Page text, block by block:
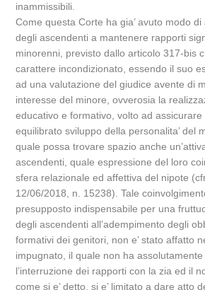
inammissibili.
Come questa Corte ha gia’ avuto modo
degli ascendenti a mantenere rapporti
minorenni, previsto dallo articolo 317-bis
carattere incondizionato, essendo il suo
ad una valutazione del giudice avente di
interesse del minore, ovverosia la
educativo e formativo, volto ad assicurare
equilibrato sviluppo della personalita’ del
quale possa trovare spazio anche
ascendenti, quale espressione del loro
sfera relazionale ed affettiva del nipote
12/06/2018, n. 15238). Tale
presupposto indispensabile per una
degli ascendenti all’adempimento degli
formativi dei genitori, non e’ stato affatto
impugnato, il quale non ha assolutamente
l’interruzione dei rapporti con la zia ed il
come si e’ detto, si e’ limitato a dare atto